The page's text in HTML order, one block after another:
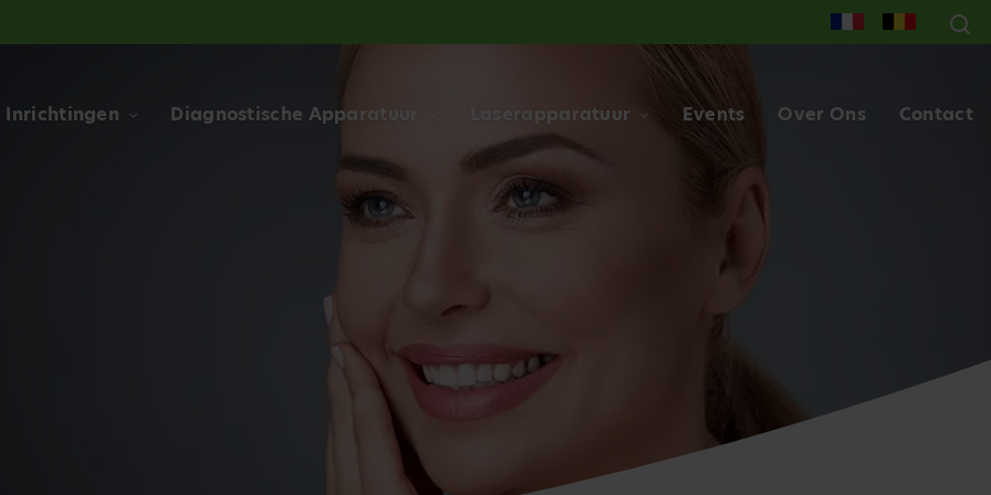
Inrichtingen Diagnostische Apparatuur Laserapparatuur Events Over Ons Contact